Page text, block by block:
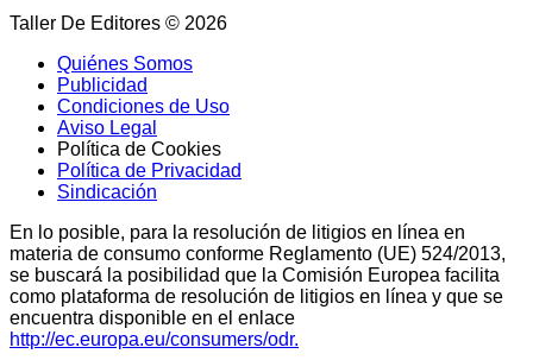
Taller De Editores © 2026
Quiénes Somos
Publicidad
Condiciones de Uso
Aviso Legal
Política de Cookies
Política de Privacidad
Sindicación
En lo posible, para la resolución de litigios en línea en
materia de consumo conforme Reglamento (UE) 524/2013,
se buscará la posibilidad que la Comisión Europea facilita
como plataforma de resolución de litigios en línea y que se
encuentra disponible en el enlace
http://ec.europa.eu/consumers/odr.